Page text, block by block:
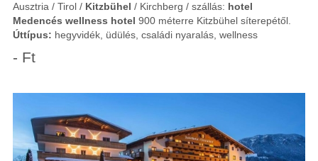
Ausztria / Tirol / Kitzbühel / Kirchberg / szállás: hotel
Medencés wellness hotel 900 méterre Kitzbühel síterepétől.
Úttípus: hegyvidék, üdülés, családi nyaralás, wellness
- Ft